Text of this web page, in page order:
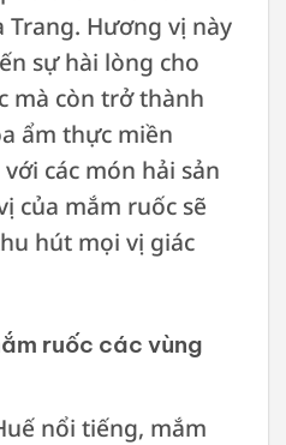
Hương vị này
sự hài lòng cho
mà còn trở thành
ẩm thực miền
các món hải sản
của mắm ruốc sẽ
hút mọi vị giác
ruốc các vùng
nổi tiếng, mắm